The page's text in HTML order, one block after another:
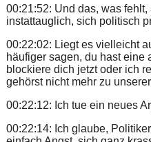
00:21:52: Und das, was
instattauglich, sich politisch
00:22:02: Liegt es vielleicht
häufiger sagen, du hast eine
blockiere dich jetzt oder ich
gehörst nicht mehr zu
00:22:12: Ich tue ein neues
00:22:14: Ich glaube,